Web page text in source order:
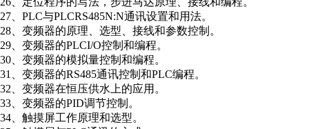
27、PLC与PLCRS485N:N通讯设置和用法。
28、变频器的原理、选型、接线和参数控制。
29、变频器的PLCI/O控制和编程。
30、变频器的模拟量控制和编程。
31、变频器的RS485通讯控制和PLC编程。
32、变频器在恒压供水上的应用。
33、变频器的PID调节控制。
34、触摸屏工作原理和选型。